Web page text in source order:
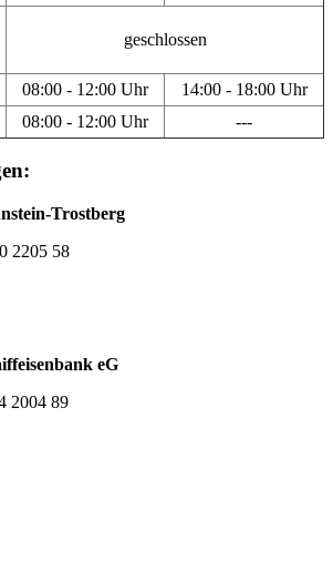
geschlossen
08:00 - 12:00 Uhr
14:00 - 18:00 Uhr
08:00 - 12:00 Uhr ---
Trostberg
2205 58
eG
2004 89